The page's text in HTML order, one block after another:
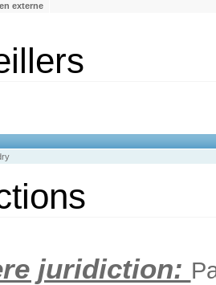
externe
juridiction: